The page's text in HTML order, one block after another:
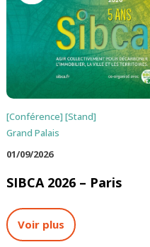
[Conférence] [Stand]
Grand Palais
01/09/2026
SIBCA 2026 – Paris
Voir plus